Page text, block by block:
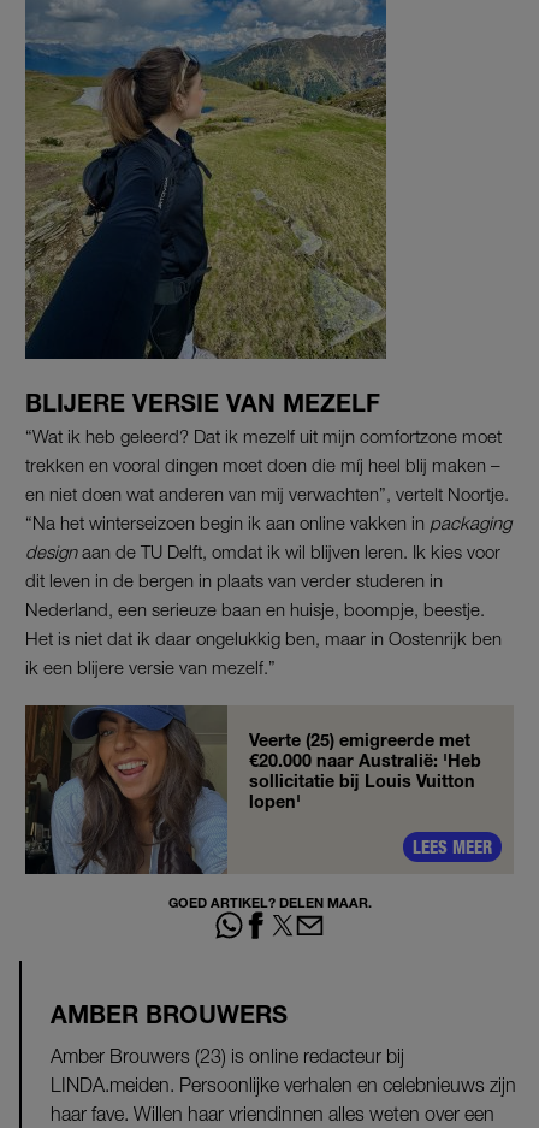
BLIJERE VERSIE VAN MEZELF
“Wat ik heb geleerd? Dat ik mezelf uit mijn comfortzone moet
trekken en vooral dingen moet doen die míj heel blij maken –
en niet doen wat anderen van mij verwachten”, vertelt Noortje.
“Na het winterseizoen begin ik aan online vakken in packaging
designaan de TU Delft, omdat ik wil blijven leren. Ik kies voor
dit leven in de bergen in plaats van verder studeren in
Nederland, een serieuze baan en huisje, boompje, beestje.
Het is niet dat ik daar ongelukkig ben, maar in Oostenrijk ben
ik een blijere versie van mezelf.”
Veerte (25) emigreerde met
€20.000 naar Australië: 'Heb
sollicitatie bij Louis Vuitton
lopen'
LEES MEER
GOED ARTIKEL? DELEN MAAR.
AMBER BROUWERS
Amber Brouwers (23) is online redacteur bij
LINDA.meiden. Persoonlijke verhalen en celebnieuws zijn
haar fave. Willen haar vriendinnen alles weten over een